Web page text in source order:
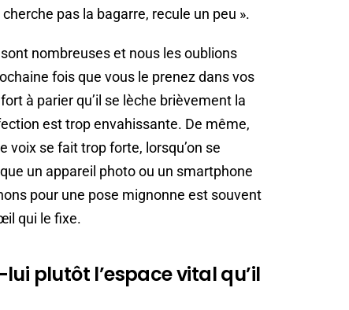
cherche pas la bagarre, recule un peu ».
nombreuses et nous les oublions
fois que vous le prenez dans vos
à parier qu’il se lèche brièvement la
est trop envahissante. De même,
voix se fait trop forte, lorsqu’on se
un appareil photo ou un smartphone
pour une pose mignonne est souvent
qui le fixe.
plutôt l’espace vital qu’il